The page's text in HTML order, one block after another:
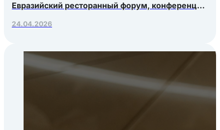
Евразийский ресторанный форум, конференция
24.04.2026